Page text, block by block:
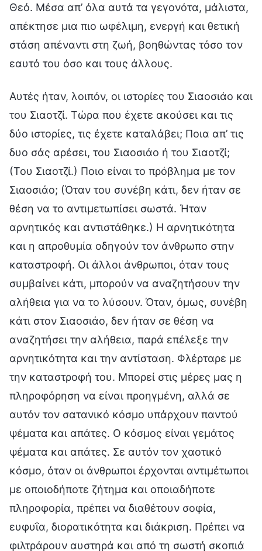
Θεό. Μέσα απ’ όλα αυτά τα γεγονότα, μάλιστα,
απέκτησε μια πιο ωφέλιμη, ενεργή και θετική
στάση απέναντι στη ζωή, βοηθώντας τόσο τον
εαυτό του όσο και τους άλλους.
Αυτές ήταν, λοιπόν, οι ιστορίες του Σιαοσιάο και
του Σιαοτζί. Τώρα που έχετε ακούσει και τις
δύο ιστορίες, τις έχετε καταλάβει; Ποια απ’ τις
δυο σάς αρέσει, του Σιαοσιάο ή του Σιαοτζί;
(Του Σιαοτζί.) Ποιο είναι το πρόβλημα με τον
Σιαοσιάο; (Όταν του συνέβη κάτι, δεν ήταν σε
θέση να το αντιμετωπίσει σωστά. Ήταν
αρνητικός και αντιστάθηκε.) Η αρνητικότητα
και η απροθυμία οδηγούν τον άνθρωπο στην
καταστροφή. Οι άλλοι άνθρωποι, όταν τους
συμβαίνει κάτι, μπορούν να αναζητήσουν την
αλήθεια για να το λύσουν. Όταν, όμως, συνέβη
κάτι στον Σιαοσιάο, δεν ήταν σε θέση να
αναζητήσει την αλήθεια, παρά επέλεξε την
αρνητικότητα και την αντίσταση. Φλέρταρε με
την καταστροφή του. Μπορεί στις μέρες μας η
πληροφόρηση να είναι προηγμένη, αλλά σε
αυτόν τον σατανικό κόσμο υπάρχουν παντού
ψέματα και απάτες. Ο κόσμος είναι γεμάτος
ψέματα και απάτες. Σε αυτόν τον χαοτικό
κόσμο, όταν οι άνθρωποι έρχονται αντιμέτωποι
με οποιοδήποτε ζήτημα και οποιαδήποτε
πληροφορία, πρέπει να διαθέτουν σοφία,
ευφυΐα, διορατικότητα και διάκριση. Πρέπει να
φιλτράρουν αυστηρά και από τη σωστή σκοπιά